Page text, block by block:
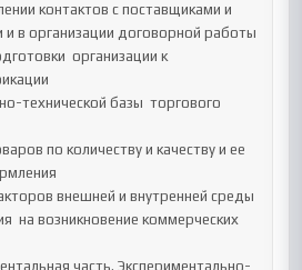
контактов с поставщиками и
в организации договорной работы
организации к
технической базы  торгового
по количеству и качеству и ее
внешней и внутренней среды
на возникновение коммерческих
часть. Экспериментально-